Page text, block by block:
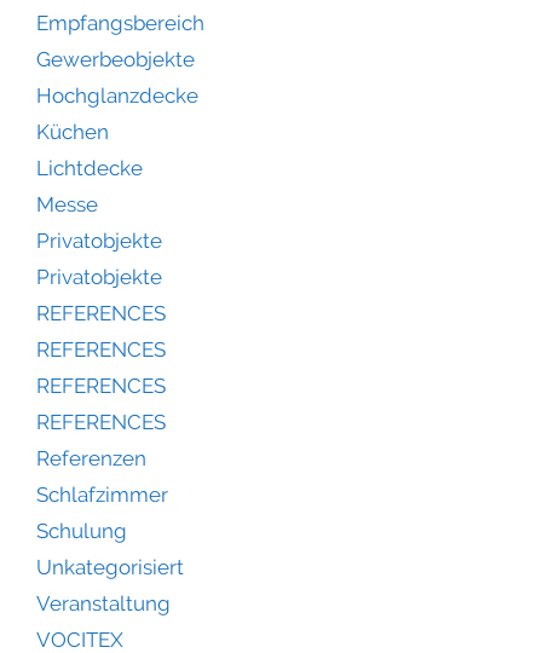
Empfangsbereich
Gewerbeobjekte
Hochglanzdecke
Küchen
Lichtdecke
Messe
Privatobjekte
Privatobjekte
REFERENCES
REFERENCES
REFERENCES
REFERENCES
Referenzen
Schlafzimmer
Schulung
Unkategorisiert
Veranstaltung
VOCITEX